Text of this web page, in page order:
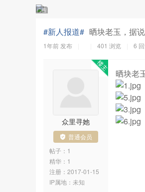
#新人报道# 晒块老玉，据
1年前 发布 401 浏览 6
众里寻她
普通会员
帖子：1
精华：1
注册： 2017-01-15
IP属地： 未知
晒块老